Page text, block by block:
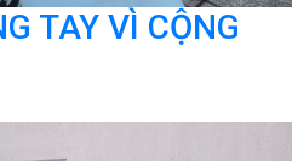
TAY VÌ CỘNG